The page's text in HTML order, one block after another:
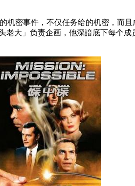
机密事件，不仅任务给的机密，而
大」负责企画，他深諳底下每个